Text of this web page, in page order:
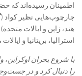
اطمینان رسیده‌اند که
چارچوب‌هایی نظیر کواد
هند، ژاپن و ایالات
استرالیا، بریتانیا و
با شروع بحران
را دنبال کرد و در